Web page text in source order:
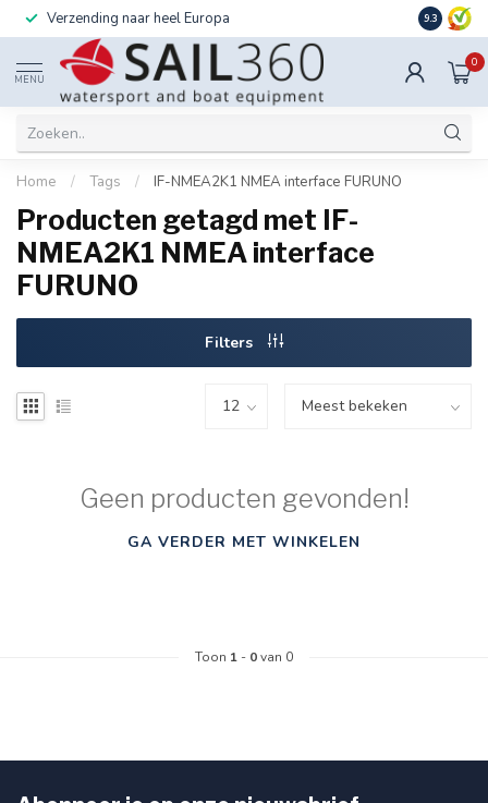
Verzending naar heel Europa Ook
9.3
MENU
0
Home / Tags / IF-NMEA2K1 NMEA interface FURUNO
Producten getagd met IF-
NMEA2K1 NMEA interface
FURUNO
Filters
Geen producten gevonden!
GA VERDER MET WINKELEN
Toon 1 - 0van 0